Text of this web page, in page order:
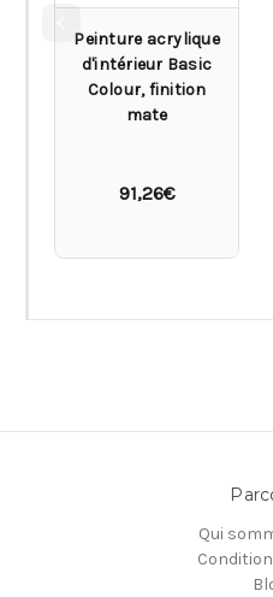
Peinture acrylique
d'intérieur Basic
Colour, finition
mate
91,26€
Qui